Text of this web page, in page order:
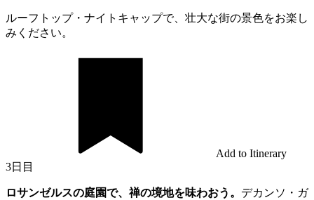
ルーフトップ・ナイトキャップで、壮大な街の景色をお楽し
みください。
Add to Itinerary
3日目
ロサンゼルスの庭園で、禅の境地を味わおう。 デカンソ・ガ